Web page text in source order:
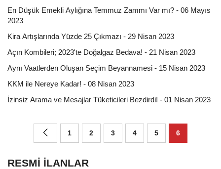
En Düşük Emekli Aylığına Temmuz Zammı Var mı? - 06 Mayıs
2023
Kira Artışlarında Yüzde 25 Çıkmazı - 29 Nisan 2023
Açın Kombileri; 2023'te Doğalgaz Bedava! - 21 Nisan 2023
Aynı Vaatlerden Oluşan Seçim Beyannamesi - 15 Nisan 2023
KKM ile Nereye Kadar! - 08 Nisan 2023
İzinsiz Arama ve Mesajlar Tüketicileri Bezdirdi! - 01 Nisan 2023
1 2 3 4 5 6
RESMİ İLANLAR